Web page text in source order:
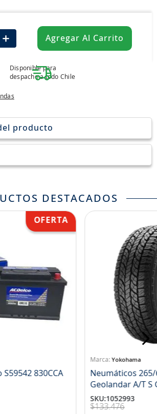
＋ Agregar Al Carrito
Disponible para
despacho a todo Chile
producto
DESTACADOS
830CCA
Yokohama
Neumáticos 265/
SKU:1052993
$133.476